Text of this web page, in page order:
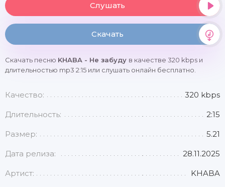
Слушать
Скачать
Скачать песню KHABA - Не забуду в качестве 320 kbps и
длительностью mp3 2:15 или слушать онлайн бесплатно.
Качество: 320 kbps
Длительность: 2:15
Размер: 5.21
Дата релиза: 28.11.2025
Артист: KHABA